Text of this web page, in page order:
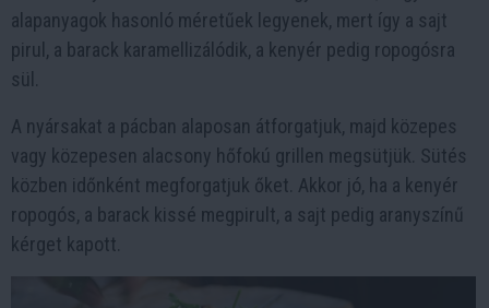
alapanyagok hasonló méretűek legyenek, mert így a sajt
pirul, a barack karamellizálódik, a kenyér pedig ropogósra
sül.
A nyársakat a pácban alaposan átforgatjuk, majd közepes
vagy közepesen alacsony hőfokú grillen megsütjük. Sütés
közben időnként megforgatjuk őket. Akkor jó, ha a kenyér
ropogós, a barack kissé megpirult, a sajt pedig aranyszínű
kérget kapott.